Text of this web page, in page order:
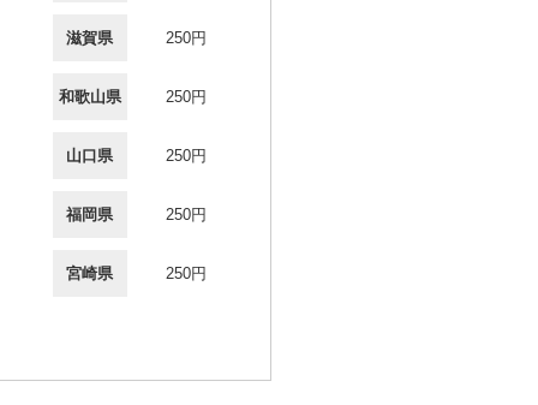
滋賀県 250円
和歌山県 250円
山口県 250円
福岡県 250円
宮崎県 250円